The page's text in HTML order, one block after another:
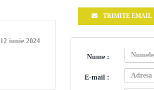
12 iunie 2024
TRIMITE EMAIL
Nume :
E-mail :